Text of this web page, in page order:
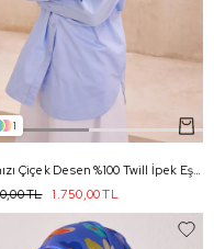
1
Kırmızı Çiçek Desen %100 Twill İpek Eşarp 4127 - 09
1.750,00 TL
TL